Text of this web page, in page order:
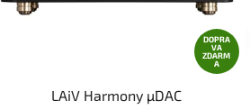
DOPRA
VA
ZDARM
A
LAiV Harmony µDAC